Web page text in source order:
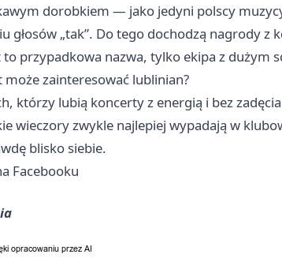
dorobkiem — jako jedyni polscy
głosów „tak”. Do tego dochodzą nagrody z
to przypadkowa nazwa, tylko ekipa z dużym
zainteresować lublinian?
którzy lubią koncerty z energią i bez
wieczory zwykle najlepiej wypadają w
blisko siebie.
Facebooku